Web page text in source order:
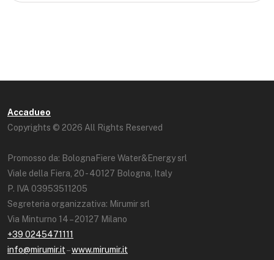
Accadueo
Copyrights © 2026 All Rights Reserved
Promosso da: BolognaFiere Water&Energy srl
Viale della Fiera, 20 - 40127 Bologna, Italy
P. IVA 03953511205
Segreteria organizzativa: Mirumir srl
Via Minturno 14 – 20127 Milano
+39 0245471111
info@mirumir.it–www.mirumir.it